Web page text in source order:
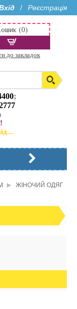
/ Реєстрація
;
(0)
до закладок
ЖІНОЧИЙ ОДЯГ